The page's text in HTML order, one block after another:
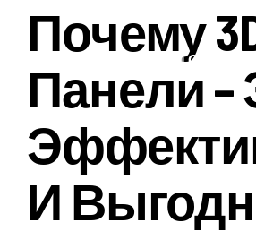
САД И ОГОРОД
Почему
Панели –
И